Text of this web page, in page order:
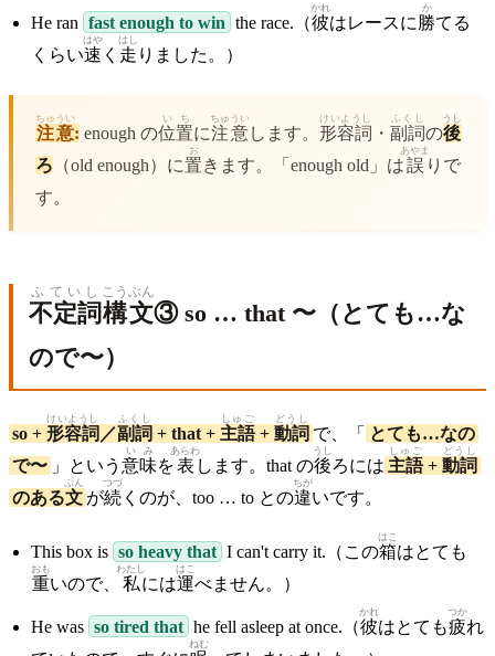
He ran fast enough to win the race.（彼
かれ
はレースに勝
か
てる
くらい速
はや
く 走
はし
りました。）
注意
ちゅうい
: enough の位置
いち
に注意
ちゅうい
します。 形容詞
けいようし
・ 副詞
ふくし
の後
うし
ろ （old enough）に置
お
きます。「enough old」は誤
あやま
りで
す。
不定詞
ふていし
構文
こうぶん
③ so … that 〜（とても…な
ので〜）
so + 形容詞
けいようし
／副詞
ふくし
+ that + 主語
しゅご
+ 動詞
どうし
で、「
とても…なの
で〜 」という 意味
いみ
を表
あらわ
します。that の後
うし
ろには 主語
しゅご
+ 動詞
どうし
のある文
ぶん
が続
つづ
くのが、too … to との違
ちが
いです。
This box is so heavy that I can't carry it.（この箱
はこ
はとても
重
おも
いので、 私
わたし
には運
はこ
べません。）
He was so tired that he fell asleep at once.（彼
かれ
はとても疲
つか
れ
ねむ